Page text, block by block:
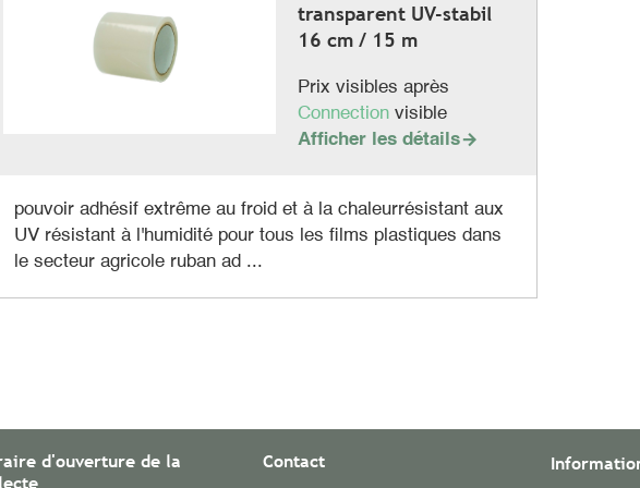
transparent UV-stabil
16 cm / 15 m
Prix visibles après
Connection visible
Afficher les détails
pouvoir adhésif extrême au froid et à la chaleurrésistant aux
UV résistant à l'humidité pour tous les films plastiques dans
le secteur agricole ruban ad ...
d'ouverture de la
Contact